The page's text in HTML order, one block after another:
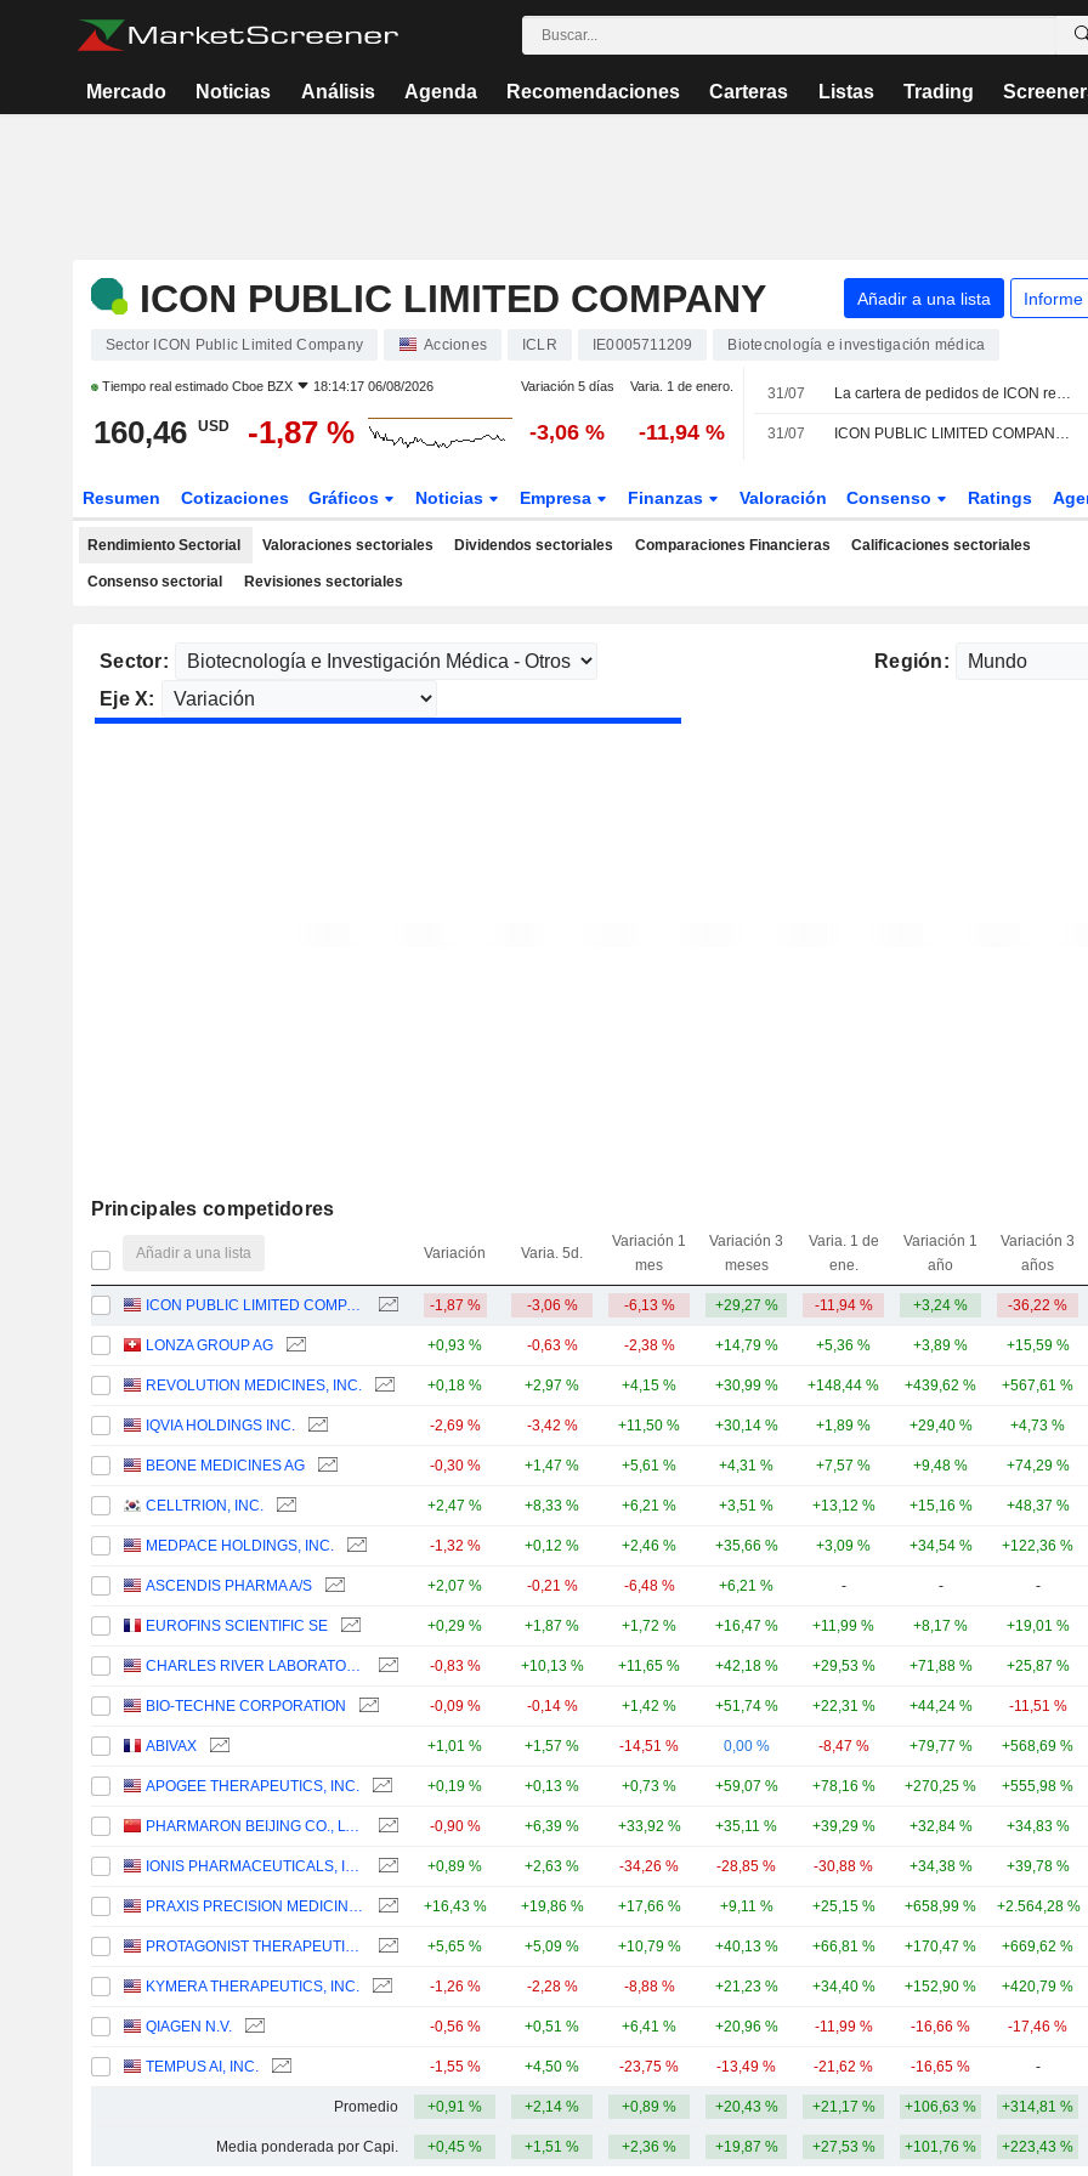
Mercado Noticias Análisis Agenda Recomendaciones Carteras Listas Trading
ICON PUBLIC LIMITED COMPANY Añadir a una lista Informe
Sector ICON Public Limited Company Acciones ICLR IE0005711209 Biotecnología e investigación médica
Tiempo real estimado Cboe BZX 18:14:17 06/08/2026 Variación 5 días Varia. 1 de enero.
160,46 USD -1,87 % -3,06 % -11,94 %
31/07 La cartera de pedidos de ICON respalda el objetivo de crecimiento orgánico de un dígito medio para 2027, según RBC Capital Markets
31/07 ICON PUBLIC LIMITED COMPANY : recomendación de compra de Truist Securities
Resumen Cotizaciones Gráficos Noticias Empresa Finanzas Valoración Consenso Ratings
Rendimiento Sectorial Valoraciones sectoriales Dividendos sectoriales Comparaciones Financieras Calificaciones sectoriales
Consenso sectorial Revisiones sectoriales
Sector:
Región:
Eje X:
Principales competidores
Añadir a una lista Variación Varia. 5d.
Variación 1
mes
Variación 3
meses
Varia. 1 de
ene.
Variación 1
año
Variación 3
años
ICON PUBLIC LIMITED COMPANY -1,87 % -3,06 % -6,13 % +29,27 % -11,94 % +3,24 % -36,22 %
LONZA GROUP AG +0,93 % -0,63 % -2,38 % +14,79 % +5,36 % +3,89 % +15,59 %
REVOLUTION MEDICINES, INC. +0,18 % +2,97 % +4,15 % +30,99 % +148,44 % +439,62 % +567,61 %
IQVIA HOLDINGS INC. -2,69 % -3,42 % +11,50 % +30,14 % +1,89 % +29,40 % +4,73 %
BEONE MEDICINES AG -0,30 % +1,47 % +5,61 % +4,31 % +7,57 % +9,48 % +74,29 %
CELLTRION, INC. +2,47 % +8,33 % +6,21 % +3,51 % +13,12 % +15,16 % +48,37 %
MEDPACE HOLDINGS, INC. -1,32 % +0,12 % +2,46 % +35,66 % +3,09 % +34,54 % +122,36 %
ASCENDIS PHARMA A/S +2,07 % -0,21 % -6,48 % +6,21 % - - -
EUROFINS SCIENTIFIC SE +0,29 % +1,87 % +1,72 % +16,47 % +11,99 % +8,17 % +19,01 %
CHARLES RIVER LABORATORIES INTERNATIONAL, INC. -0,83 % +10,13 % +11,65 % +42,18 % +29,53 % +71,88 % +25,87 %
BIO-TECHNE CORPORATION -0,09 % -0,14 % +1,42 % +51,74 % +22,31 % +44,24 % -11,51 %
ABIVAX +1,01 % +1,57 % -14,51 % 0,00 % -8,47 % +79,77 % +568,69 %
APOGEE THERAPEUTICS, INC. +0,19 % +0,13 % +0,73 % +59,07 % +78,16 % +270,25 % +555,98 %
PHARMARON BEIJING CO., LTD. -0,90 % +6,39 % +33,92 % +35,11 % +39,29 % +32,84 % +34,83 %
IONIS PHARMACEUTICALS, INC. +0,89 % +2,63 % -34,26 % -28,85 % -30,88 % +34,38 % +39,78 %
PRAXIS PRECISION MEDICINES, INC. +16,43 % +19,86 % +17,66 % +9,11 % +25,15 % +658,99 % +2.564,28 %
PROTAGONIST THERAPEUTICS, INC. +5,65 % +5,09 % +10,79 % +40,13 % +66,81 % +170,47 % +669,62 %
KYMERA THERAPEUTICS, INC. -1,26 % -2,28 % -8,88 % +21,23 % +34,40 % +152,90 % +420,79 %
QIAGEN N.V. -0,56 % +0,51 % +6,41 % +20,96 % -11,99 % -16,66 % -17,46 %
TEMPUS AI, INC. -1,55 % +4,50 % -23,75 % -13,49 % -21,62 % -16,65 % -
Promedio +0,91 % +2,14 % +0,89 % +20,43 % +21,17 % +106,63 % +314,81 %
Media ponderada por Capi. +0,45 % +1,51 % +2,36 % +19,87 % +27,53 % +101,76 % +223,43 %